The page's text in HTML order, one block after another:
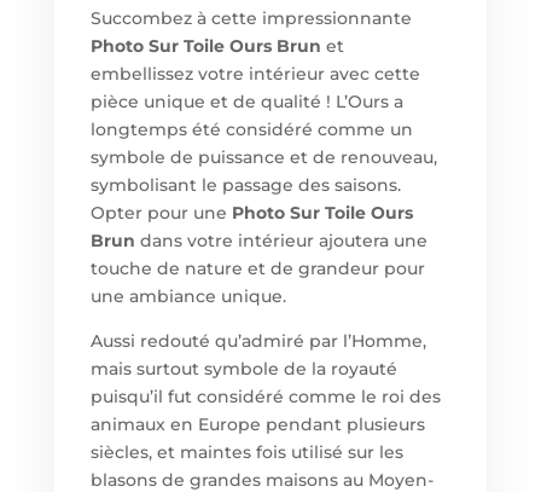
Succombez à cette impressionnante
Photo Sur Toile Ours Brun et
embellissez votre intérieur avec cette
pièce unique et de qualité ! L’Ours a
longtemps été considéré comme un
symbole de puissance et de renouveau,
symbolisant le passage des saisons.
Opter pour une Photo Sur Toile Ours
Brun dans votre intérieur ajoutera une
touche de nature et de grandeur pour
une ambiance unique.
Aussi redouté qu’admiré par l’Homme,
mais surtout symbole de la royauté
puisqu’il fut considéré comme le roi des
animaux en Europe pendant plusieurs
siècles, et maintes fois utilisé sur les
blasons de grandes maisons au Moyen-